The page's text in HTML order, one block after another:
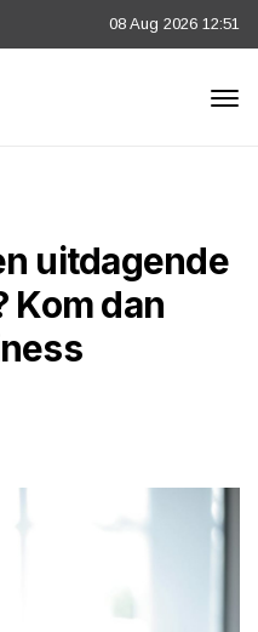
08 Aug 2026 12:51
uitdagende
dan